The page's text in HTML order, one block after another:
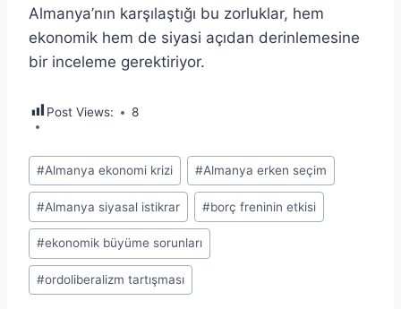
Almanya’nın karşılaştığı bu zorluklar, hem
ekonomik hem de siyasi açıdan derinlemesine
bir inceleme gerektiriyor.
Post Views: 8
Post
Tags:
#Almanya ekonomi krizi #Almanya erken seçim
#Almanya siyasal istikrar #borç freninin etkisi
#ekonomik büyüme sorunları
#ordoliberalizm tartışması